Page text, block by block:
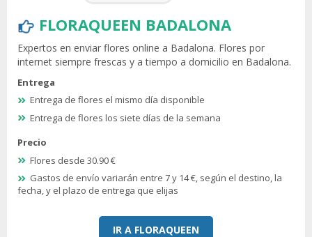
FLORAQUEEN BADALONA
Expertos en enviar flores online a Badalona. Flores por
internet siempre frescas y a tiempo a domicilio en Badalona.
Entrega
Entrega de flores el mismo día disponible
Entrega de flores los siete días de la semana
Precio
Flores desde 30.90 €
Gastos de envío variarán entre 7 y 14 €, según el destino, la
fecha, y el plazo de entrega que elijas
IR A FLORAQUEEN